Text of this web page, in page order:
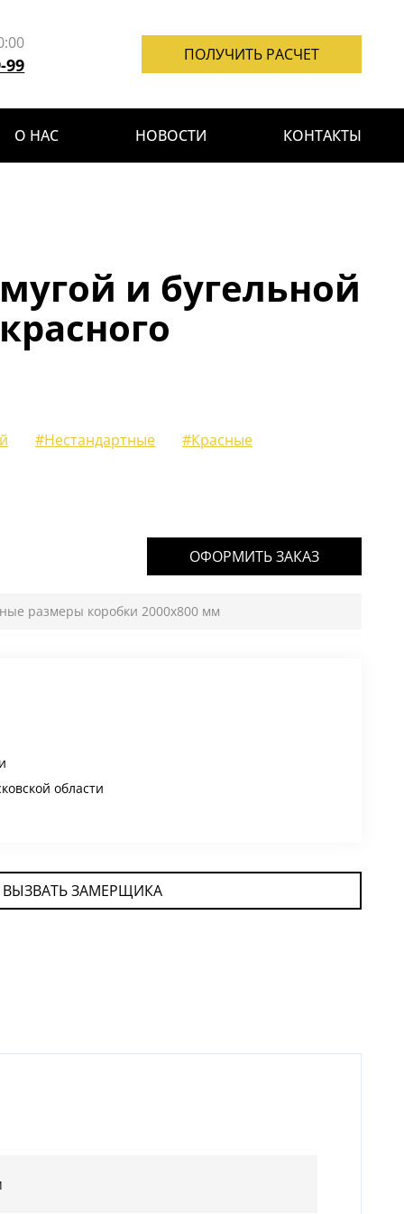
99 ПОЛУЧИТЬ РАСЧЕТ
О НАС НОВОСТИ КОНТАКТЫ
и бугельной
#Нестандартные #Красные
ОФОРМИТЬ ЗАКАЗ
размеры коробки 2000х800 мм
области
ВЫЗВАТЬ ЗАМЕРЩИКА